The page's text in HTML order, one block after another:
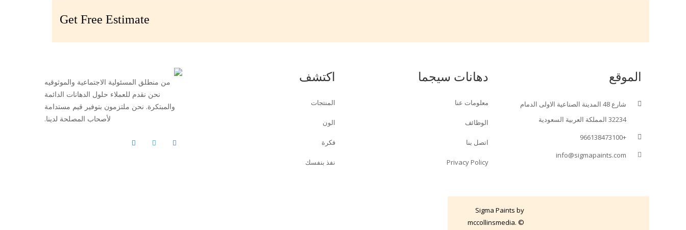
Get Free Estimate
من منطلق المسئولية الاجتماعية والموثوقيه
نحن نقدم للعملاء حلول الدهانات الدائمة
والمبتكرة. نحن ملتزمون بتوفير قيم مستدامة
لأصحاب المصلحة لدينا.
اكتشف
المنتجات
الون
فكرة
نفذ بنفسك
دهانات سيجما
معلومات عنا
الوظائف
اتصل بنا
Privacy Policy
الموقع
شارع 48 المدينة الصناعية الاولى الدمام
32234 المملكة العربية السعودية
+966138473100
info@sigmapaints.com
Sigma Paints by
mccollinsmedia. ©